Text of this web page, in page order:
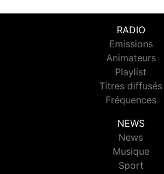
RADIO
Emissions
Animateurs
Playlist
Titres diffusés
Fréquences
NEWS
News
Musique
Sport